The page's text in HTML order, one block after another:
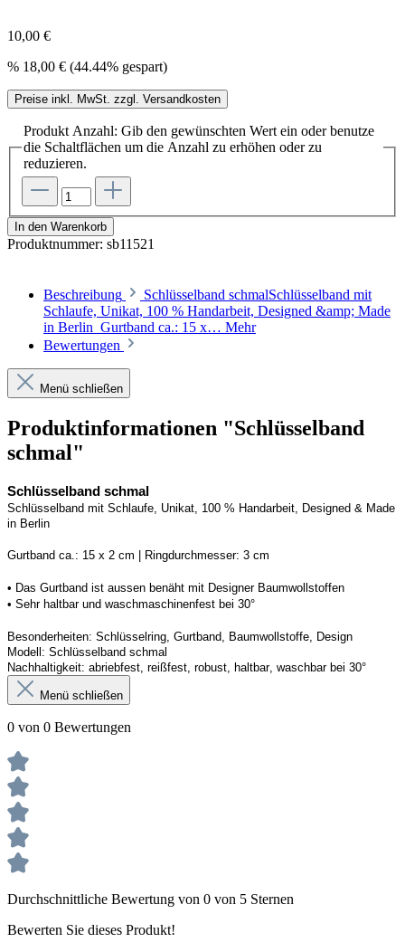
10,00 €
% 18,00 € (44.44% gespart)
Preise inkl. MwSt. zzgl. Versandkosten
Produkt Anzahl: Gib den gewünschten Wert ein oder benutze
die Schaltflächen um die Anzahl zu erhöhen oder zu
reduzieren.
In den Warenkorb
Produktnummer: sb11521
Beschreibung
Schlüsselband schmalSchlüsselband mit
Schlaufe, Unikat, 100 % Handarbeit, Designed &amp; Made
in Berlin Gurtband ca.: 15 x… Mehr
Bewertungen
Menü schließen
Produktinformationen "Schlüsselband
schmal"
Schlüsselband schmal
Schlüsselband mit Schlaufe, Unikat, 100 % Handarbeit, Designed & Made
in Berlin
Gurtband ca.: 15 x 2 cm | Ringdurchmesser: 3 cm
• Das Gurtband ist aussen benäht mit Designer Baumwollstoffen
• Sehr haltbar und waschmaschinenfest bei 30°
Besonderheiten: Schlüsselring, Gurtband, Baumwollstoffe, Design
Modell: Schlüsselband schmal
Nachhaltigkeit: abriebfest, reißfest, robust, haltbar, waschbar bei 30°
Menü schließen
0 von 0 Bewertungen
Durchschnittliche Bewertung von 0 von 5 Sternen
Bewerten Sie dieses Produkt!